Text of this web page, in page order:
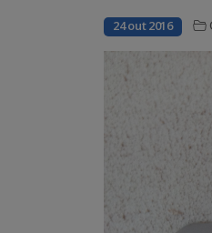
24 out 2016